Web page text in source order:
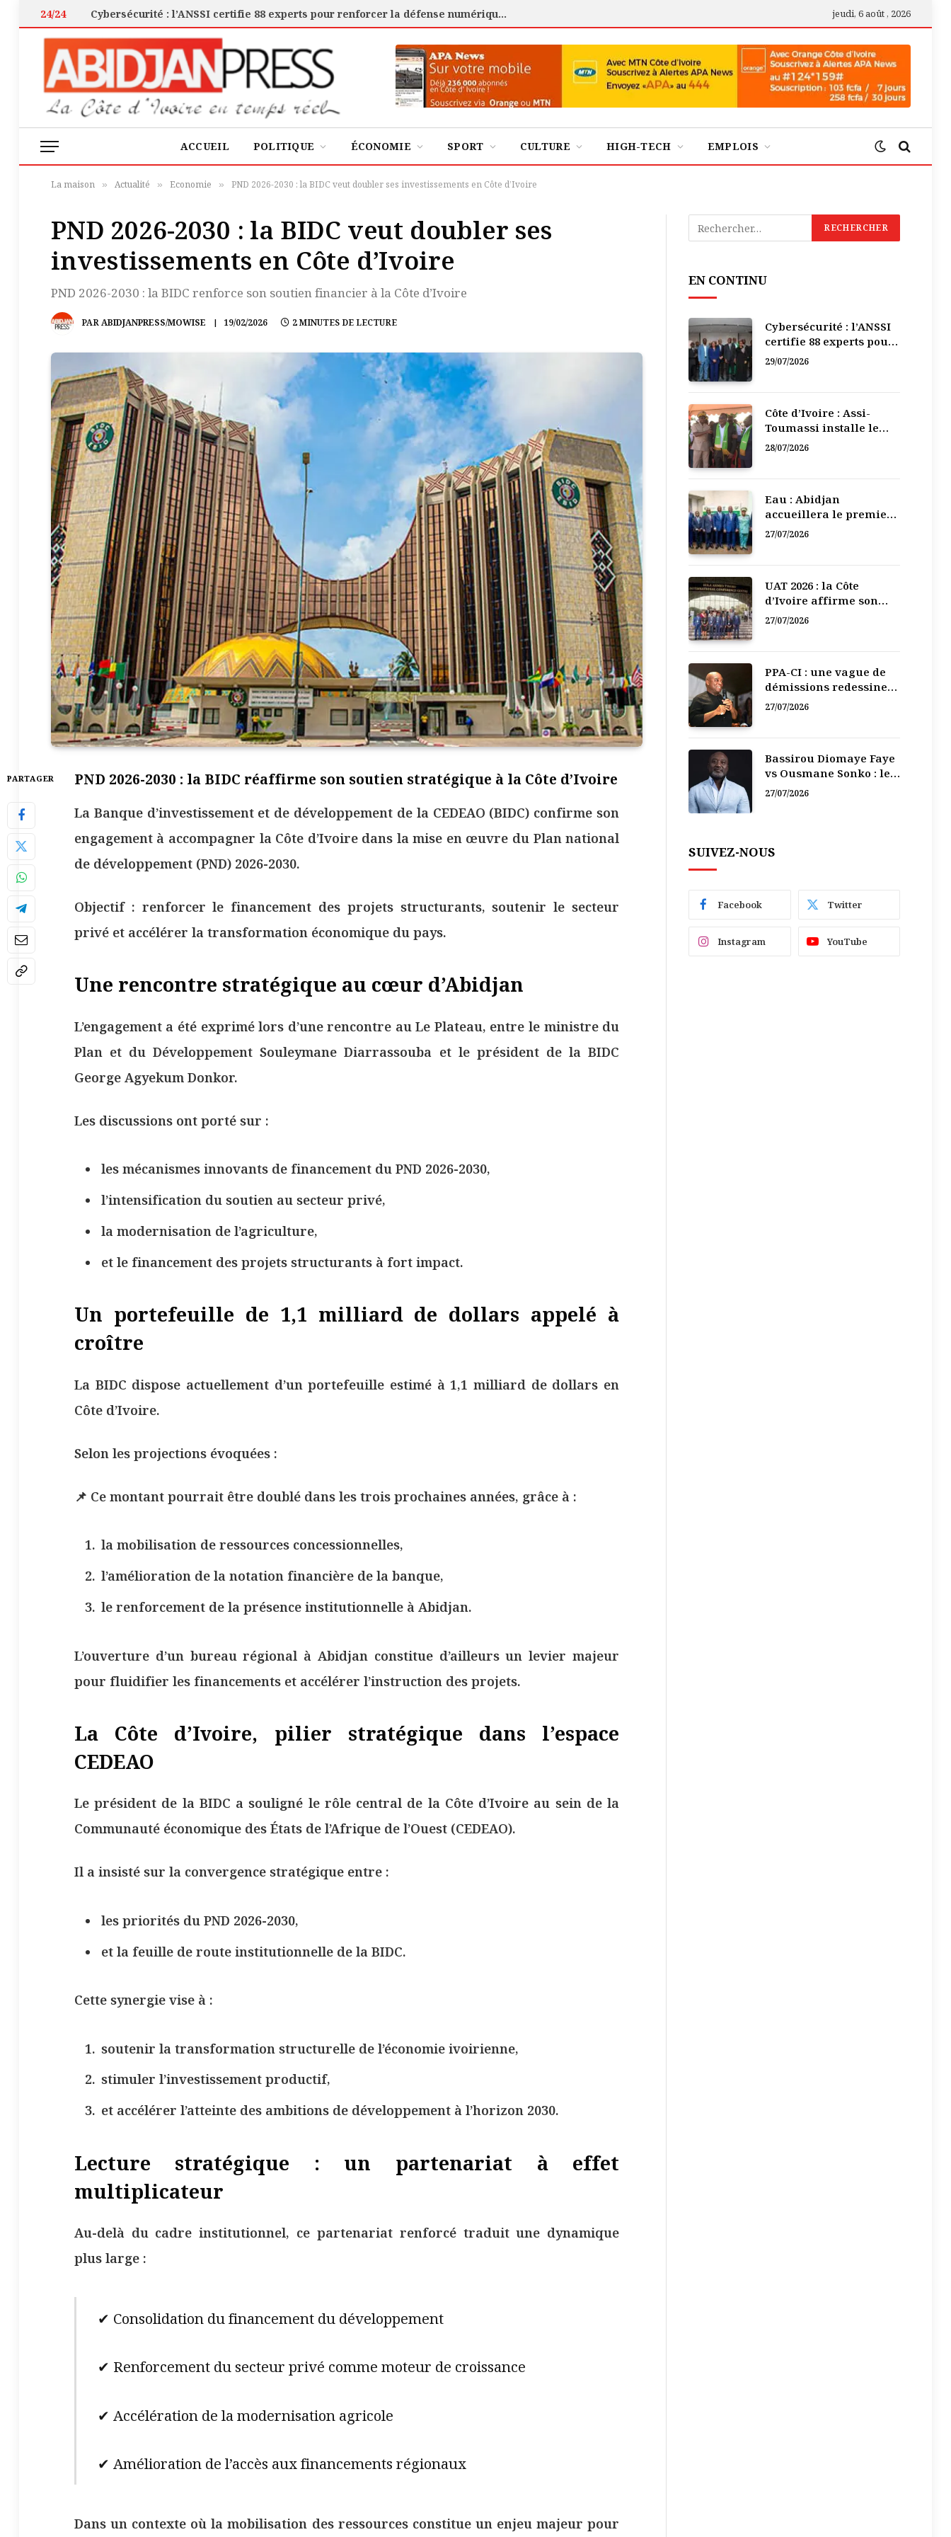
24/24 Cybersécurité : l’ANSSI certifie 88 experts pour renforcer la défense numérique de la Côte d’Ivoire jeudi, 6 août , 2026
ACCUEIL POLITIQUE ÉCONOMIE SPORT CULTURE HIGH-TECH EMPLOIS
La maison » Actualité » Economie » PND 2026-2030 : la BIDC veut doubler ses investissements en Côte d’Ivoire
PND 2026-2030 : la BIDC veut doubler ses
investissements en Côte d’Ivoire
PND 2026-2030 : la BIDC renforce son soutien financier à la Côte d’Ivoire
PARABIDJANPRESS/MOWISE 19/02/2026 2 MINUTES DE LECTURE
PARTAGER PND 2026-2030 : la BIDC réaffirme son soutien stratégique à la Côte d’Ivoire
La Banque d’investissement et de développement de la CEDEAO (BIDC) confirme son
engagement à accompagner la Côte d’Ivoire dans la mise en œuvre du Plan national
de développement (PND) 2026-2030.
Objectif : renforcer le financement des projets structurants, soutenir le secteur
privé et accélérer la transformation économique du pays.
Une rencontre stratégique au cœur d’Abidjan
L’engagement a été exprimé lors d’une rencontre au Le Plateau, entre le ministre du
Plan et du Développement Souleymane Diarrassouba et le président de la BIDC
George Agyekum Donkor.
Les discussions ont porté sur :
les mécanismes innovants de financement du PND 2026-2030,
l’intensification du soutien au secteur privé,
la modernisation de l’agriculture,
et le financement des projets structurants à fort impact.
Un portefeuille de 1,1 milliard de dollars appelé à
croître
La BIDC dispose actuellement d’un portefeuille estimé à 1,1 milliard de dollars en
Côte d’Ivoire.
Selon les projections évoquées :
📌 Ce montant pourrait être doublé dans les trois prochaines années, grâce à :
la mobilisation de ressources concessionnelles,
l’amélioration de la notation financière de la banque,
le renforcement de la présence institutionnelle à Abidjan.
L’ouverture d’un bureau régional à Abidjan constitue d’ailleurs un levier majeur
pour fluidifier les financements et accélérer l’instruction des projets.
La Côte d’Ivoire, pilier stratégique dans l’espace
CEDEAO
Le président de la BIDC a souligné le rôle central de la Côte d’Ivoire au sein de la
Communauté économique des États de l’Afrique de l’Ouest (CEDEAO).
Il a insisté sur la convergence stratégique entre :
les priorités du PND 2026-2030,
et la feuille de route institutionnelle de la BIDC.
Cette synergie vise à :
soutenir la transformation structurelle de l’économie ivoirienne,
stimuler l’investissement productif,
et accélérer l’atteinte des ambitions de développement à l’horizon 2030.
Lecture stratégique : un partenariat à effet
multiplicateur
Au-delà du cadre institutionnel, ce partenariat renforcé traduit une dynamique
plus large :
✔ Consolidation du financement du développement
✔ Renforcement du secteur privé comme moteur de croissance
✔ Accélération de la modernisation agricole
✔ Amélioration de l’accès aux financements régionaux
Dans un contexte où la mobilisation des ressources constitue un enjeu majeur pour
EN CONTINU
Cybersécurité : l’ANSSI
certifie 88 experts pour
renforcer la défense
29/07/2026
Côte d’Ivoire : Assi-
Toumassi installe le
bureau exécutif de sa
28/07/2026
Eau : Abidjan
accueillera le premier
Forum régional de
27/07/2026
UAT 2026 : la Côte
d’Ivoire affirme son
leadership numérique
27/07/2026
PPA-CI : une vague de
démissions redessine
la recomposition
27/07/2026
Bassirou Diomaye Faye
vs Ousmane Sonko : le
vacarme du pouvoir ne
27/07/2026
SUIVEZ-NOUS
Facebook Twitter
Instagram YouTube